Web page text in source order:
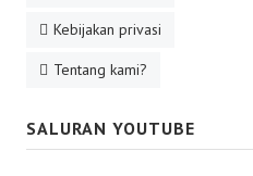
Kebijakan privasi
Tentang kami?
SALURAN YOUTUBE